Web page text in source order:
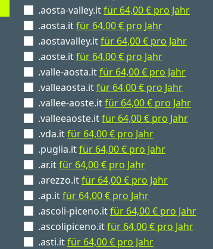
.aosta-valley.itfür 64,00 € pro Jahr
.aosta.itfür 64,00 € pro Jahr
.aostavalley.itfür 64,00 € pro Jahr
.aoste.itfür 64,00 € pro Jahr
.valle-aosta.itfür 64,00 € pro Jahr
.valleaosta.itfür 64,00 € pro Jahr
.vallee-aoste.itfür 64,00 € pro Jahr
.valleeaoste.itfür 64,00 € pro Jahr
.vda.itfür 64,00 € pro Jahr
.puglia.itfür 64,00 € pro Jahr
.ar.itfür 64,00 € pro Jahr
.arezzo.itfür 64,00 € pro Jahr
.ap.itfür 64,00 € pro Jahr
.ascoli-piceno.itfür 64,00 € pro Jahr
.ascolipiceno.itfür 64,00 € pro Jahr
.asti.itfür 64,00 € pro Jahr